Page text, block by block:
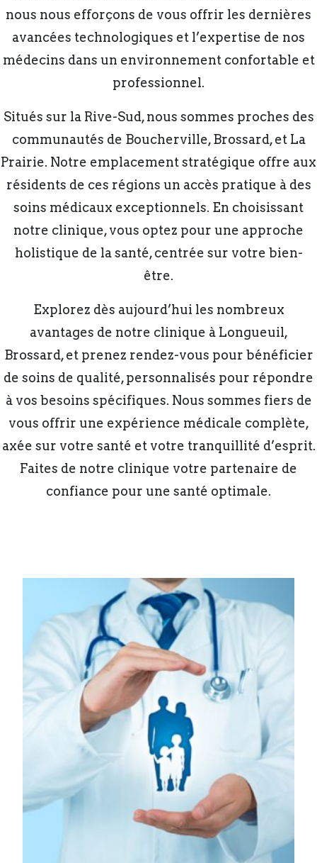
nous nous efforçons de vous offrir les dernières
avancées technologiques et l’expertise de nos
médecins dans un environnement confortable et
professionnel.
Situés sur la Rive-Sud, nous sommes proches des
communautés de Boucherville, Brossard, et La
Prairie. Notre emplacement stratégique offre aux
résidents de ces régions un accès pratique à des
soins médicaux exceptionnels. En choisissant
notre clinique, vous optez pour une approche
holistique de la santé, centrée sur votre bien-
être.
Explorez dès aujourd’hui les nombreux
avantages de notre clinique à Longueuil,
Brossard, et prenez rendez-vous pour bénéficier
de soins de qualité, personnalisés pour répondre
à vos besoins spécifiques. Nous sommes fiers de
vous offrir une expérience médicale complète,
axée sur votre santé et votre tranquillité d’esprit.
Faites de notre clinique votre partenaire de
confiance pour une santé optimale.